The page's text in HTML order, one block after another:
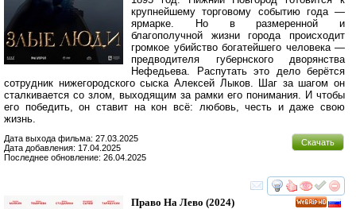
крупнейшему торговому событию года —
ярмарке. Но в размеренной и
благополучной жизни города происходит
громкое убийство богатейшего человека —
предводителя губернского дворянства
Нефедьева. Распутать это дело берётся
сотрудник нижегородского сыска Алексей Лыков. Шаг за шагом он
сталкивается со злом, выходящим за рамки его понимания. И чтобы
его победить, он ставит на кон всё: любовь, честь и даже свою
жизнь.
Скачать
Дата выхода фильма: 27.03.2025
Дата добавления: 17.04.2025
Последнее обновление: 26.04.2025
смотреть
Право На Лево (2024)